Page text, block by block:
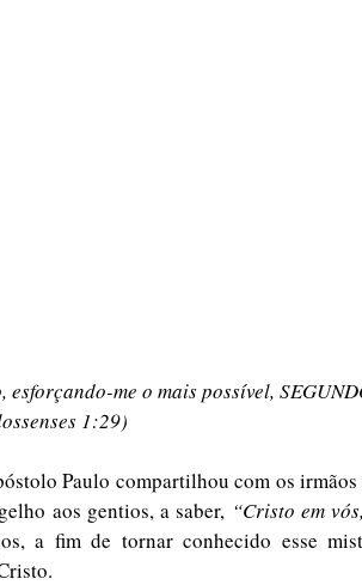
esforçando-me o mais possível,
1:29)
Paulo compartilhou com os
aos gentios, a saber, “Cristo em
a fim de tornar conhecido esse